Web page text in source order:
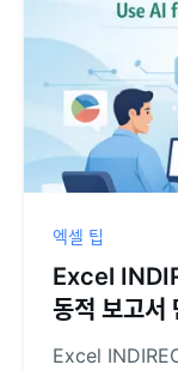
엑셀 팁
Excel
동적 보고서
Excel